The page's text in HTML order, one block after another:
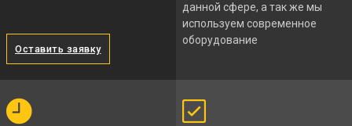
Оставить заявку
данной сфере, а так же мы
используем современное
оборудование